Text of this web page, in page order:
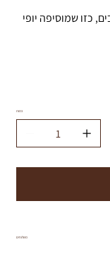
כזו שמוסיפה יופי
כמות
משלוחים